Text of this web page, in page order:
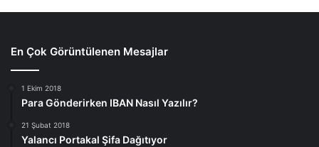
En Çok Görüntülenen Mesajlar
1 Ekim 2018
Para Gönderirken IBAN Nasıl Yazılır?
21 Şubat 2018
Yalancı Portakal Şifa Dağıtıyor